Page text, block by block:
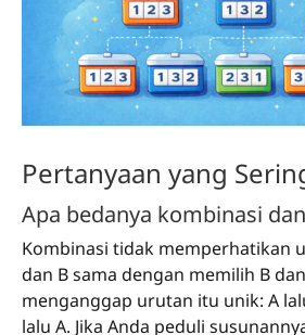
Pertanyaan yang
Apa bedanya kombinasi
Kombinasi tidak memperhatikan
dan B sama dengan memilih B
menganggap urutan itu unik: A
lalu A. Jika Anda peduli